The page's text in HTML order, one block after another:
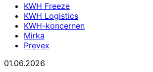
KWH Freeze
KWH Logistics
KWH-koncernen
Mirka
Prevex
01.06.2026